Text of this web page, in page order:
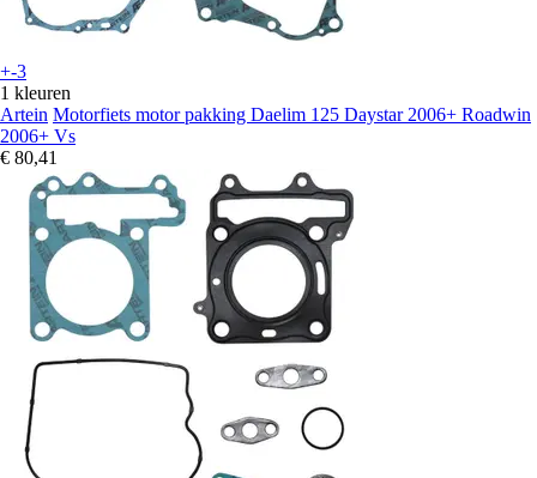
+-3
1 kleuren
Artein Motorfiets motor pakking Daelim 125 Daystar 2006+ Roadwin
2006+ Vs
€ 80,41